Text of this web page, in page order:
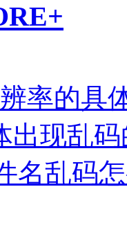
率的具
出现乱
名乱码